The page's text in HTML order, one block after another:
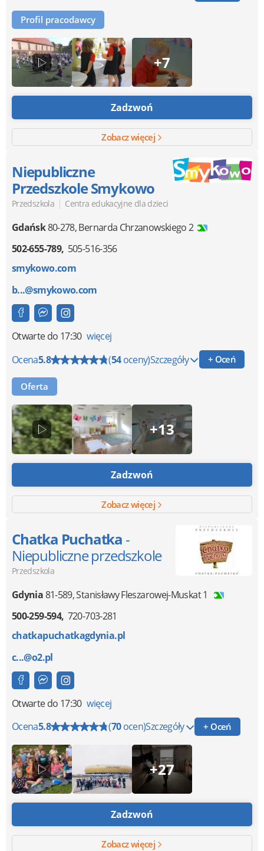
Profil pracodawcy
+7
Zadzwoń
Zobacz więcej
Niepubliczne
Przedszkole Smykowo
Przedszkola | Centra edukacyjne dla dzieci
Gdańsk80-278,Bernarda Chrzanowskiego 2
502-655-789 505-516-356
smykowo.com
b...@smykowo.com
Otwartedo 17:30 więcej
Ocena5.8 (54oceny)Szczegóły + Oceń
Oferta
+13
Zadzwoń
Zobacz więcej
Chatka Puchatka -
Niepubliczne przedszkole
Przedszkola
Gdynia81-589,Stanisławy Fleszarowej-Muskat 1
500-259-594 720-703-281
chatkapuchatkagdynia.pl
c...@o2.pl
Otwartedo 17:30 więcej
Ocena5.8 (70ocen)Szczegóły + Oceń
+27
Zadzwoń
Zobacz więcej